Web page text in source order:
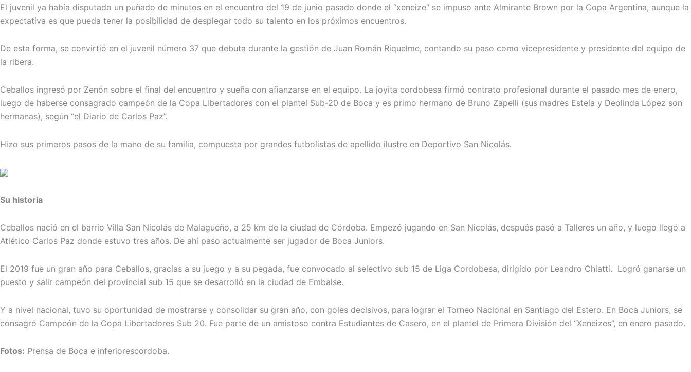
El juvenil ya había disputado un puñado de minutos en el encuentro del 19 de junio pasado donde el “xeneize” se impuso ante Almirante Brown por la Copa Argentina, aunque la
expectativa es que pueda tener la posibilidad de desplegar todo su talento en los próximos encuentros.
De esta forma, se convirtió en el juvenil número 37 que debuta durante la gestión de Juan Román Riquelme, contando su paso como vicepresidente y presidente del equipo de
la ribera.
Ceballos ingresó por Zenón sobre el final del encuentro y sueña con afianzarse en el equipo. La joyita cordobesa firmó contrato profesional durante el pasado mes de enero,
luego de haberse consagrado campeón de la Copa Libertadores con el plantel Sub-20 de Boca y es primo hermano de Bruno Zapelli (sus madres Estela y Deolinda López son
hermanas), según “el Diario de Carlos Paz”.
Hizo sus primeros pasos de la mano de su familia, compuesta por grandes futbolistas de apellido ilustre en Deportivo San Nicolás.
Su historia
Ceballos nació en el barrio Villa San Nicolás de Malagueño, a 25 km de la ciudad de Córdoba. Empezó jugando en San Nicolás, después pasó a Talleres un año, y luego llegó a
Atlético Carlos Paz donde estuvo tres años. De ahí paso actualmente ser jugador de Boca Juniors.
El 2019 fue un gran año para Ceballos, gracias a su juego y a su pegada, fue convocado al selectivo sub 15 de Liga Cordobesa, dirigido por Leandro Chiatti. Logró ganarse un
puesto y salir campeón del provincial sub 15 que se desarrolló en la ciudad de Embalse.
Y a nivel nacional, tuvo su oportunidad de mostrarse y consolidar su gran año, con goles decisivos, para lograr el Torneo Nacional en Santiago del Estero. En Boca Juniors, se
consagró Campeón de la Copa Libertadores Sub 20. Fue parte de un amistoso contra Estudiantes de Casero, en el plantel de Primera División del “Xeneizes”, en enero pasado.
Fotos: Prensa de Boca e inferiorescordoba.